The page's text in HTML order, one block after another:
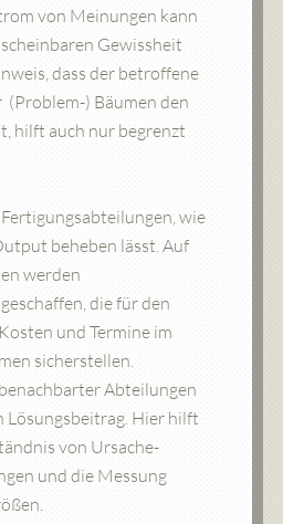
von Meinungen kann
Gewissheit
dass der betroffene
) Bäumen den
hilft auch nur begrenzt
Fertigungsabteilungen, wie
beheben lässt. Auf
werden
die für den
und Termine im
sicherstellen.
Abteilungen
Lösungsbeitrag. Hier hilft
von Ursache-
und die Messung